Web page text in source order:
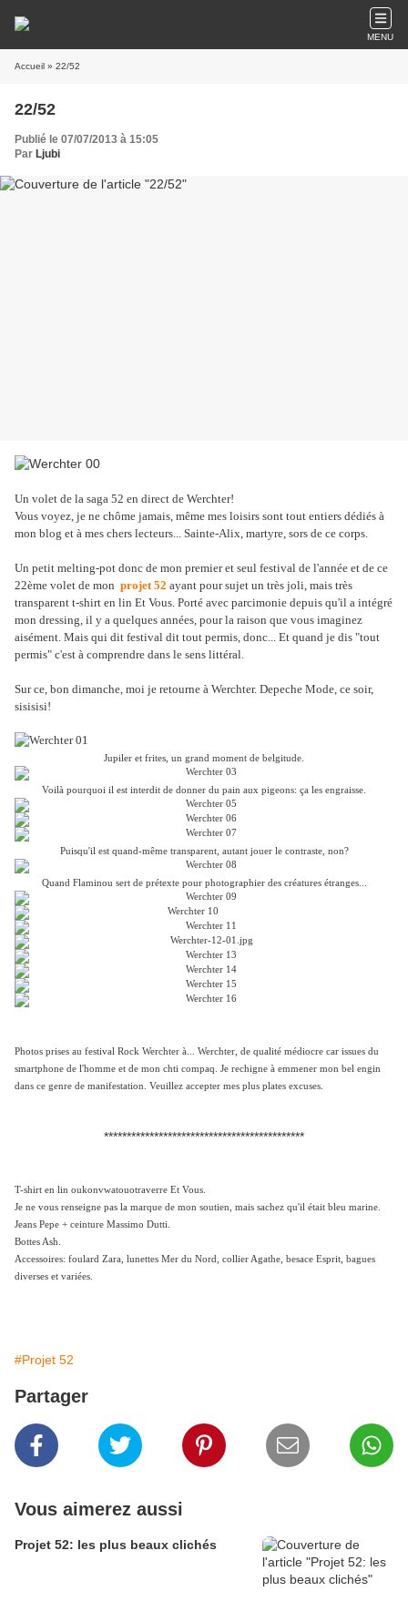
MENU
Accueil » 22/52
22/52
Publié le 07/07/2013 à 15:05
Par Ljubi
Un volet de la saga 52 en direct de Werchter!
Vous voyez, je ne chôme jamais, même mes loisirs sont tout entiers dédiés à
mon blog et à mes chers lecteurs... Sainte-Alix, martyre, sors de ce corps.
Un petit melting-pot donc de mon premier et seul festival de l'année et de ce
22ème volet de mon projet 52 ayant pour sujet un très joli, mais très
transparent t-shirt en lin Et Vous. Porté avec parcimonie depuis qu'il a intégré
mon dressing, il y a quelques années, pour la raison que vous imaginez
aisément. Mais qui dit festival dit tout permis, donc... Et quand je dis "tout
permis" c'est à comprendre dans le sens littéral.
Sur ce, bon dimanche, moi je retourne à Werchter. Depeche Mode, ce soir,
sisisisi!
Jupiler et frites, un grand moment de belgitude.
Voilà pourquoi il est interdit de donner du pain aux pigeons: ça les engraisse.
Puisqu'il est quand-même transparent, autant jouer le contraste, non?
Quand Flaminou sert de prétexte pour photographier des créatures étranges...
Photos prises au festival Rock Werchter à... Werchter, de qualité médiocre car issues du
smartphone de l'homme et de mon chti compaq. Je rechigne à emmener mon bel engin
dans ce genre de manifestation. Veuillez accepter mes plus plates excuses.
********************************************
T-shirt en lin oukonvwatouotraverre Et Vous.
Je ne vous renseigne pas la marque de mon soutien, mais sachez qu'il était bleu marine.
Jeans Pepe + ceinture Massimo Dutti.
Bottes Ash.
Accessoires: foulard Zara, lunettes Mer du Nord, collier Agathe, besace Esprit, bagues
diverses et variées.
#Projet 52
Partager
Vous aimerez aussi
Projet 52: les plus beaux clichés